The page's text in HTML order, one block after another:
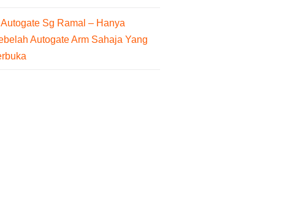
Autogate Sg Ramal – Hanya
Autogate Arm Sahaja Yang